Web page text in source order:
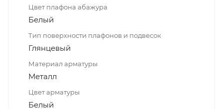
Цвет плафона абажура
Белый
Тип поверхности плафонов и подвесок
Глянцевый
Материал арматуры
Металл
Цвет арматуры
Белый